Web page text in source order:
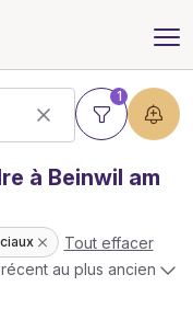
1
à Beinwil am
Tout effacer
au plus ancien